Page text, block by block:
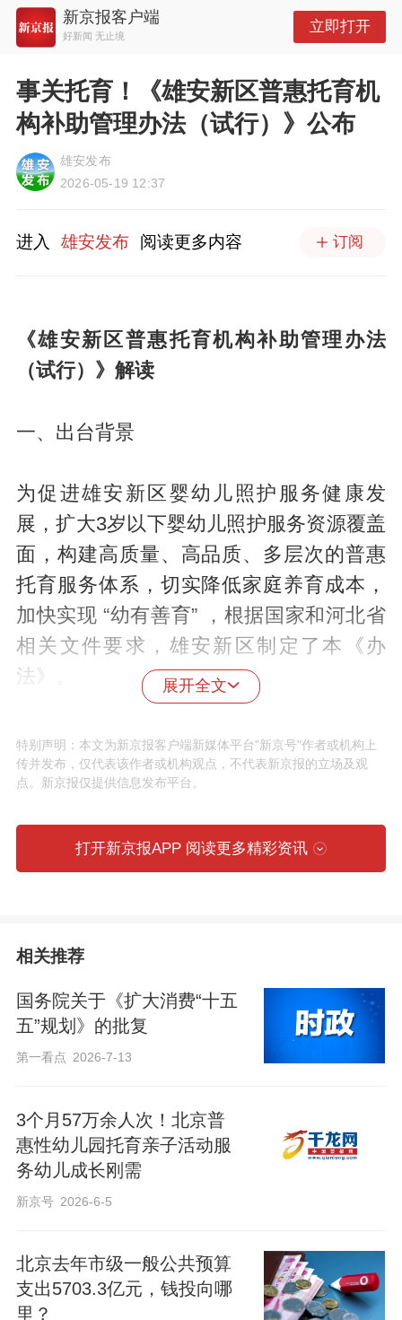
新京报客户端
好新闻 无止境
立即打开
事关托育！《雄安新区普惠托育机
构补助管理办法（试行）》公布
雄安发布
2026-05-19 12:37
进入 雄安发布 阅读更多内容 订阅
《雄安新区普惠托育机构补助管理办法
（试行）》解读
一、出台背景
为促进雄安新区婴幼儿照护服务健康发
展，扩大3岁以下婴幼儿照护服务资源覆盖
面，构建高质量、高品质、多层次的普惠
托育服务体系，切实降低家庭养育成本，
加快实现 “幼有善育” ，根据国家和河北省
相关文件要求，雄安新区制定了本《办
法》。
二、补助对象
三、补助条件
件：
1.依法登记，在卫生健康行政部门完成备
案；
2.收托3岁以下婴幼儿（或已满3岁但未满
足幼儿园入园年龄的幼儿）；
3.经服务质量评估，被认定为三星、四星
4.收费合理透明，保育费不高于政府指导
展开全文
特别声明：本文为新京报客户端新媒体平台"新京号"作者或机构上
传并发布，仅代表该作者或机构观点，不代表新京报的立场及观
点。新京报仅提供信息发布平台。
打开新京报APP 阅读更多精彩资讯
相关推荐
国务院关于《扩大消费“十五
五”规划》的批复
第一看点 2026-7-13
3个月57万余人次！北京普
惠性幼儿园托育亲子活动服
务幼儿成长刚需
新京号 2026-6-5
北京去年市级一般公共预算
支出5703.3亿元，钱投向哪
里？